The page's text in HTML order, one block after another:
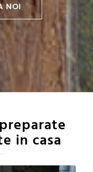
NOI
in casa